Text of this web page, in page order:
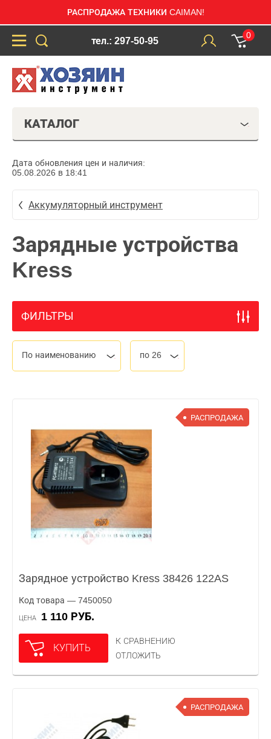
РАСПРОДАЖА ТЕХНИКИ CAIMAN!
тел.: 297-50-95
0
КАТАЛОГ
Дата обновления цен и наличия:
05.08.2026 в 18:41
Аккумуляторный инструмент
Зарядные устройства
Kress
ФИЛЬТРЫ
По наименованию по 26
РАСПРОДАЖА
Зарядное устройство Kress 38426 122AS
Код товара — 7450050
ЦЕНА 1 110 РУБ.
КУПИТЬ
К СРАВНЕНИЮ
ОТЛОЖИТЬ
РАСПРОДАЖА